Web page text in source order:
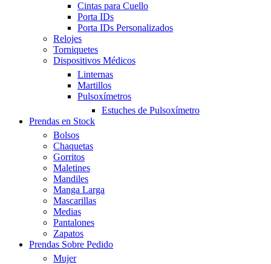
Cintas para Cuello
Porta IDs
Porta IDs Personalizados
Relojes
Torniquetes
Dispositivos Médicos
Linternas
Martillos
Pulsoxímetros
Estuches de Pulsoxímetro
Prendas en Stock
Bolsos
Chaquetas
Gorritos
Maletines
Mandiles
Manga Larga
Mascarillas
Medias
Pantalones
Zapatos
Prendas Sobre Pedido
Mujer